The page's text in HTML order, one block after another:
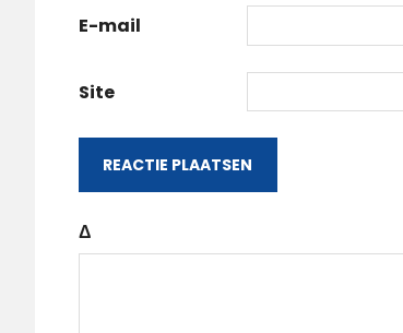
E-mail
Site
Δ